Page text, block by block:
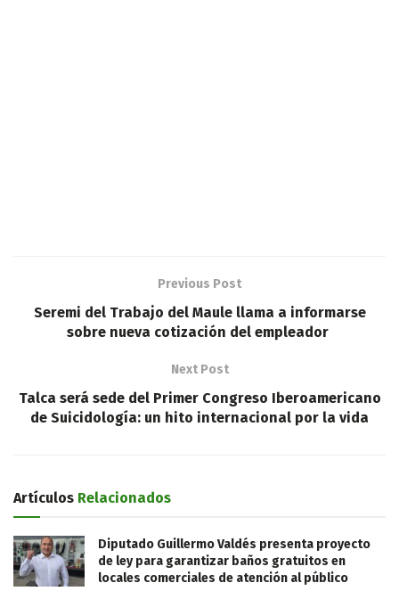
Previous Post
Seremi del Trabajo del Maule llama a informarse
sobre nueva cotización del empleador
Next Post
Talca será sede del Primer Congreso Iberoamericano
de Suicidología: un hito internacional por la vida
Artículos Relacionados
Diputado Guillermo Valdés presenta proyecto
de ley para garantizar baños gratuitos en
locales comerciales de atención al público